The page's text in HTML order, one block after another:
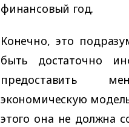
финансовый год.
Конечно, это
быть достаточно
предоставить
экономическую
этого она не должна